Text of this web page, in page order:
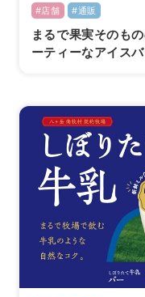
#店舗 #通販
まるで果実そのも
ーティーなアイスバ